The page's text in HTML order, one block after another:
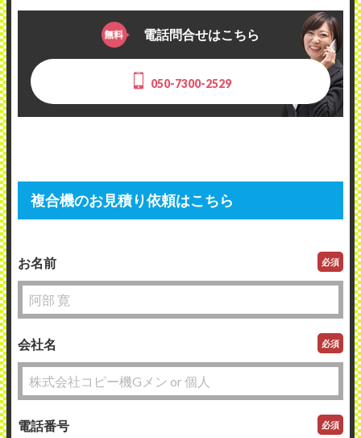
電話問合せはこちら
050-7300-2529
複合機のお見積り依頼はこちら
お名前 必須
会社名 必須
電話番号 必須